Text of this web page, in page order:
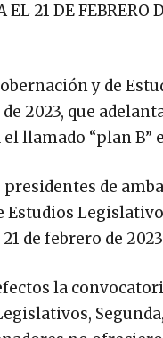
EL 21 DE
y de
2023, que
llamado “plan
de
Estudios
de febrero de
la